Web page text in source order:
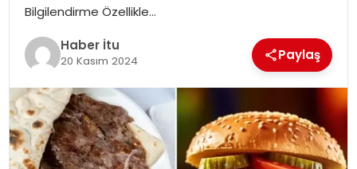
Bilgilendirme Özellikle…
Haber İtu
20 Kasım 2024 Paylaş